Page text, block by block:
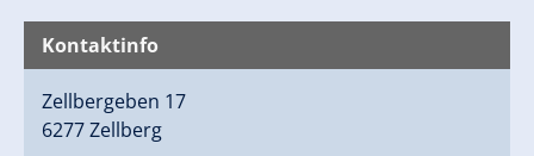
und wieder “leichtfüßig” durchs Leben schreiten
möchtest oder Deine natürliche Schönheit noch ein
mir also genau richtig. Melde Dich gern jederzeit, um
einen Termin zu vereinbaren!
Kontaktinfo
Zellbergeben 17
6277 Zellberg